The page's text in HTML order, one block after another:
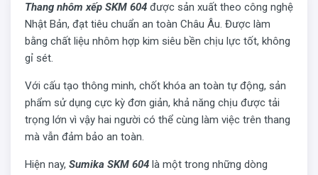
Thang nhôm xếp SKM 604 được sản xuất theo công nghệ
Nhật Bản, đạt tiêu chuẩn an toàn Châu Âu. Được làm
bằng chất liệu nhôm hợp kim siêu bền chịu lực tốt, không
gỉ sét.
Với cấu tạo thông minh, chốt khóa an toàn tự động, sản
phẩm sử dụng cực kỳ đơn giản, khả năng chịu được tải
trọng lớn vì vậy hai người có thể cùng làm việc trên thang
mà vẫn đảm bảo an toàn.
Hiện nay, Sumika SKM 604 là một trong những dòng